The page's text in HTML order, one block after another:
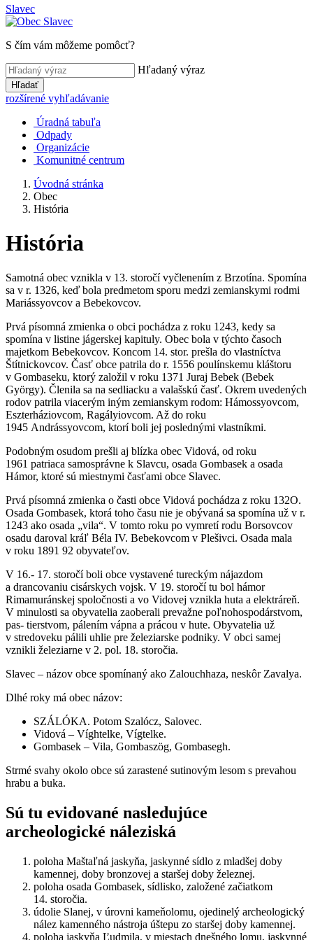
Slavec
S čím vám môžeme pomôcť?
Hľadaný výraz
Hľadať
rozšírené vyhľadávanie
Úradná tabuľa
Odpady
Organizácie
Komunitné centrum
Úvodná stránka
Obec
História
História
Samotná obec vznikla v 13. storočí vyčlenením z Brzotína. Spomína
sa v r. 1326, keď bola predmetom sporu medzi zemianskymi rodmi
Mariássyovcov a Bebekovcov.
Prvá písomná zmienka o obci pochádza z roku 1243, kedy sa
spomína v listine jágerskej kapituly. Obec bola v týchto časoch
majetkom Bebekovcov. Koncom 14. stor. prešla do vlastníctva
Štítnickovcov. Časť obce patrila do r. 1556 poulínskemu kláštoru
v Gombaseku, ktorý založil v roku 1371 Juraj Bebek (Bebek
György). Členila sa na sedliacku a valašskú časť. Okrem uvedených
rodov patrila viacerým iným zemianskym rodom: Hámossyovcom,
Eszterháziovcom, Ragályiovcom. Až do roku
1945 Andrássyovcom, ktorí boli jej poslednými vlastníkmi.
Podobným osudom prešli aj blízka obec Vidová, od roku
1961 patriaca samosprávne k Slavcu, osada Gombasek a osada
Hámor, ktoré sú miestnymi časťami obce Slavec.
Prvá písomná zmienka o časti obce Vidová pochádza z roku 132O.
Osada Gombasek, ktorá toho času nie je obývaná sa spomína už v r.
1243 ako osada „vila“. V tomto roku po vymretí rodu Borsovcov
osadu daroval kráľ Béla IV. Bebekovcom v Plešivci. Osada mala
v roku 1891 92 obyvateľov.
V 16.- 17. storočí boli obce vystavené tureckým nájazdom
a drancovaniu cisárskych vojsk. V 19. storočí tu bol hámor
Rimamuránskej spoločnosti a vo Vidovej vznikla huta a elektráreň.
V minulosti sa obyvatelia zaoberali prevažne poľnohospodárstvom,
pas- tierstvom, pálením vápna a prácou v hute. Obyvatelia už
v stredoveku pálili uhlie pre železiarske podniky. V obci samej
vznikli železiarne v 2. pol. 18. storočia.
Slavec – názov obce spomínaný ako Zalouchhaza, neskôr Zavalya.
Dlhé roky má obec názov:
SZÁLÓKA. Potom Szalócz, Salovec.
Vidová – Víghtelke, Vígtelke.
Gombasek – Vila, Gombaszög, Gombasegh.
Strmé svahy okolo obce sú zarastené sutinovým lesom s prevahou
hrabu a buka.
Sú tu evidované nasledujúce
archeologické náleziská
poloha Maštaľná jaskyňa, jaskynné sídlo z mladšej doby
kamennej, doby bronzovej a staršej doby železnej.
poloha osada Gombasek, sídlisko, založené začiatkom
14. storočia.
údolie Slanej, v úrovni kameňolomu, ojedinelý archeologický
nález kamenného nástroja úštepu zo staršej doby kamennej.
poloha jaskyňa Ľudmila, v miestach dnešného lomu, jaskynné